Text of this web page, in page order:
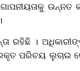
ଗୋପନୀୟତାକୁ
ରହିଛି ।
ପରିଚୟ ଲୁଚାଇ